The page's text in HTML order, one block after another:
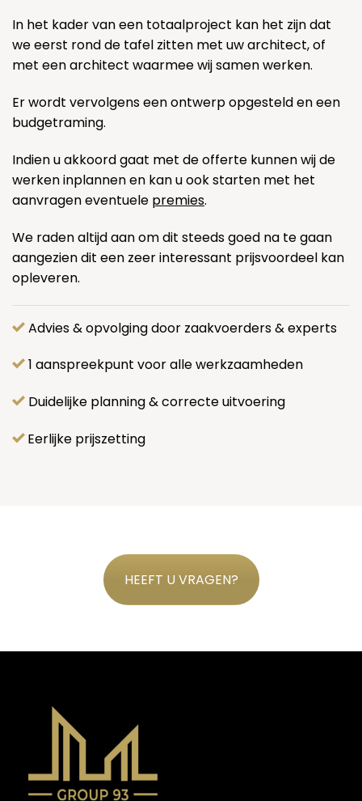
In het kader van een totaalproject kan het zijn dat
we eerst rond de tafel zitten met uw architect, of
met een architect waarmee wij samen werken.
Er wordt vervolgens een ontwerp opgesteld en een
budgetraming.
Indien u akkoord gaat met de offerte kunnen wij de
werken inplannen en kan u ook starten met het
aanvragen eventuele premies.
We raden altijd aan om dit steeds goed na te gaan
aangezien dit een zeer interessant prijsvoordeel kan
opleveren.
Advies & opvolging door zaakvoerders & experts
1 aanspreekpunt voor alle werkzaamheden
Duidelijke planning & correcte uitvoering
Eerlijke prijszetting
HEEFT U VRAGEN?